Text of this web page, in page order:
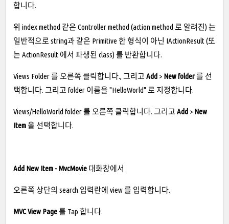
합니다.
위 index method 같은 Controller method (action method 로 알려진) 는
일반적으로 string과 같은 Primitive 한 형식이 아닌 IActionResult (또
는 ActionResult 에서 파생된 class) 를 반환합니다.
Views Folder 를 오른쪽 클릭합니다., 그리고 Add > New folder를 선
택합니다. 그리고 folder 이름을 "HelloWorld" 로 지정합니다.
Views/HelloWorld folder 를 오른쪽 클릭합니다. 그리고 Add > New
Item을 선택합니다.
Add New Item - MvcMovie 대화창에서
오른쪽 상단의 search 입력란에 view 를 입력합니다.
MVC View Page를 Tap 합니다.